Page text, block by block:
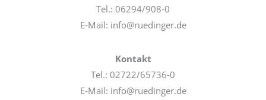
Tel.: 06294/908-0
E-Mail: info@ruedinger.de
Kontakt
Tel.: 02722/65736-0
E-Mail: info@ruedinger.de